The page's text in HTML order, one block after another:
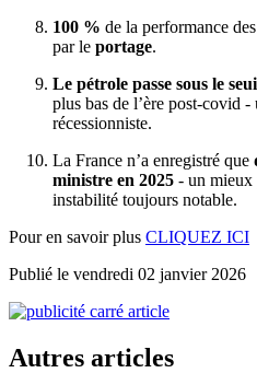
100 % de la performance
par le portage.
Le pétrole passe sous le
plus bas de l’ère post-covid
récessionniste.
La France n’a enregistré que
ministre en 2025 - un mieux
instabilité toujours notable.
Pour en savoir plus CLIQUEZ ICI
Publié le vendredi 02 janvier 2026
Autres articles